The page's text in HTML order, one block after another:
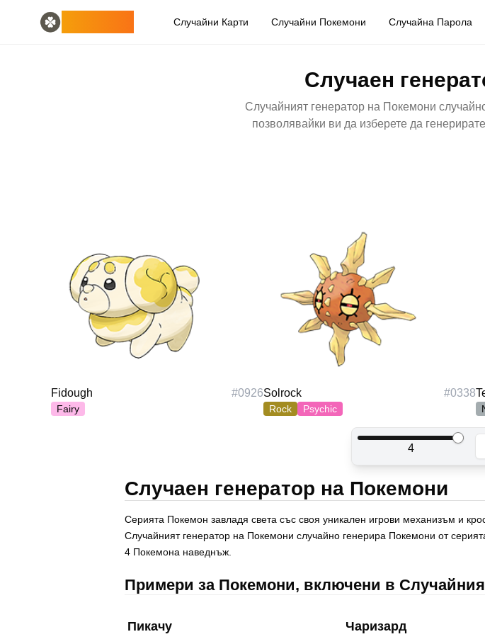
Random Generators
генератор на случайни IP адреси
Español
Bahasa Indonesia
Українська
Случайни Карти Случайни Покемони Случайна Парола
Случаен
Случайният генератор на Покемони
позволявайки ви да изберете да
Fidough #0926
Fairy
Solrock #0338
Rock Psychic
4
Случаен генератор на Покемони
Серията Покемон завладя света със своя уникален игрови механизъм и
Случайният генератор на Покемони случайно генерира Покемони от
4 Покемона наведнъж.
Примери за Покемони, включени в Случайния
Пикачу Чаризард